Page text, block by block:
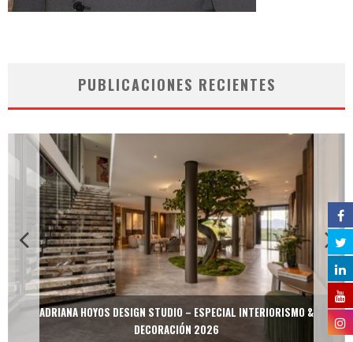
PUBLICACIONES RECIENTES
ADRIANA HOYOS DESIGN STUDIO – ESPECIAL INTERIORISMO &
DECORACIÓN 2026